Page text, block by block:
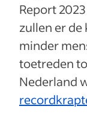
Report
zullen er
minder
toetreden
Nederland